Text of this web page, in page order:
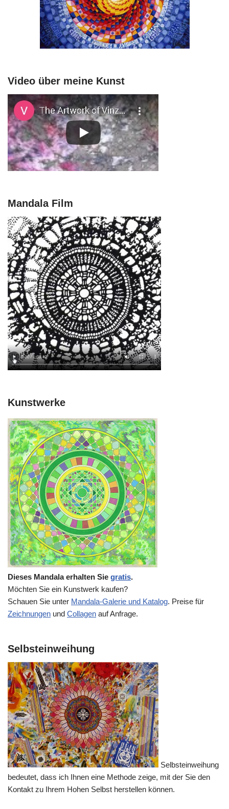
Video über meine Kunst
Mandala Film
Kunstwerke
Dieses Mandala erhalten Sie gratis.
Möchten Sie ein Kunstwerk kaufen?
Schauen Sie unter Mandala-Galerie und Katalog. Preise für
Zeichnungen und Collagen auf Anfrage.
Selbsteinweihung
Selbsteinweihung
bedeutet, dass ich Ihnen eine Methode zeige, mit der Sie den
Kontakt zu Ihrem Hohen Selbst herstellen können.